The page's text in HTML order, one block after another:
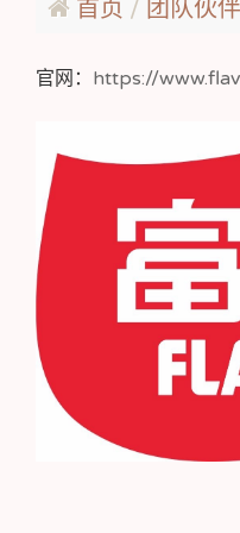
首页 团队伙伴
官网： https://